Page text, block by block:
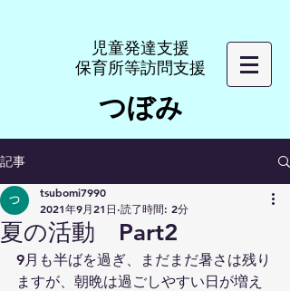
​児童発達支援
​保育所等訪問支援
つぼみ
記事
夏の活動 Part2
tsubomi7990
2021年9月21日 読了時間: 2分
9月も半ばを過ぎ、まだまだ暑さは残り
ますが、朝晩は過ごしやすい日が増え